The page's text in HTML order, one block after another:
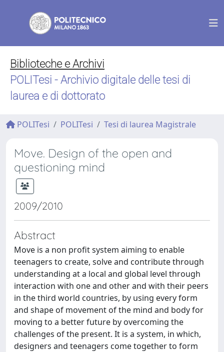
Biblioteche e Archivi
POLITesi - Archivio digitale delle tesi di
laurea e di dottorato
POLITesi POLITesi Tesi di laurea Magistrale
Move. Design of the open and
questioning mind
2009/2010
Abstract
Move is a non profit system aiming to enable
teenagers to create, solve and contribute through
understanding at a local and global level through
interaction with one and other and with their peers
in the third world countries, by using every form
and shape of movement of the mind and body for
moving to a better future by overcoming the
challenges of the present. It is a system, in which,
designers and teenagers come together to form